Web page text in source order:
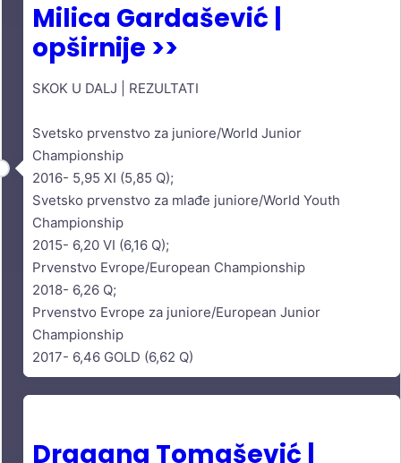
Milica Gardašević |
opširnije >>
SKOK U DALJ | REZULTATI
Svetsko prvenstvo za juniore/World Junior
Championship
2016- 5,95 XI (5,85 Q);
Svetsko prvenstvo za mlađe juniore/World Youth
Championship
2015- 6,20 VI (6,16 Q);
Prvenstvo Evrope/European Championship
2018- 6,26 Q;
Prvenstvo Evrope za juniore/European Junior
Championship
2017- 6,46 GOLD (6,62 Q)
Dragana Tomašević |